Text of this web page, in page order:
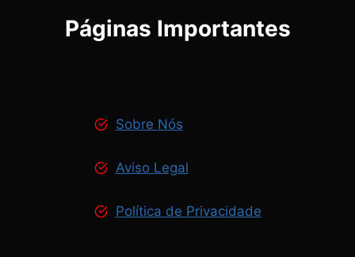
Páginas Importantes
Sobre Nós
Aviso Legal
Política de Privacidade